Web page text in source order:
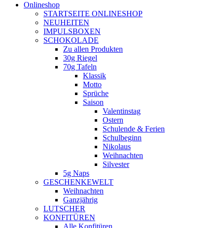
opensOnlineshop
STARTSEITE ONLINESHOP
NEUHEITEN
IMPULSBOXEN
SCHOKOLADE
Zu allen Produkten
30g Riegel
70g Tafeln
Klassik
Motto
Sprüche
Saison
Valentinstag
Ostern
Schulende & Ferien
Schulbeginn
Nikolaus
Weihnachten
Silvester
5g Naps
GESCHENKEWELT
Weihnachten
Ganzjährig
LUTSCHER
KONFITÜREN
Alle Konfitüren